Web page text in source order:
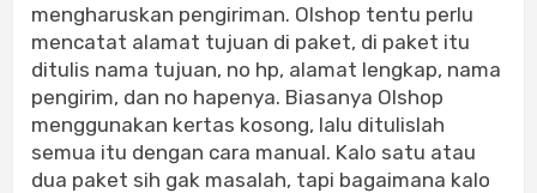
mengharuskan pengiriman. Olshop tentu perlu
mencatat alamat tujuan di paket, di paket itu
ditulis nama tujuan, no hp, alamat lengkap, nama
pengirim, dan no hapenya. Biasanya Olshop
menggunakan kertas kosong, lalu ditulislah
semua itu dengan cara manual. Kalo satu atau
dua paket sih gak masalah, tapi bagaimana kalo